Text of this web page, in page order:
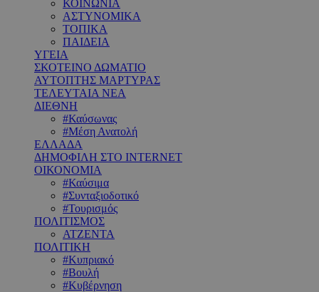
ΚΟΙΝΩΝΙΑ
ΑΣΤΥΝΟΜΙΚΑ
ΤΟΠΙΚΑ
ΠΑΙΔΕΙΑ
ΥΓΕΙΑ
ΣΚΟΤΕΙΝΟ ΔΩΜΑΤΙΟ
ΑΥΤΟΠΤΗΣ ΜΑΡΤΥΡΑΣ
ΤΕΛΕΥΤΑΙΑ ΝΕΑ
ΔΙΕΘΝΗ
#Καύσωνας
#Μέση Ανατολή
ΕΛΛΑΔΑ
ΔΗΜΟΦΙΛΗ ΣΤΟ INTERNET
ΟΙΚΟΝΟΜΙΑ
#Καύσιμα
#Συνταξιοδοτικό
#Τουρισμός
ΠΟΛΙΤΙΣΜΟΣ
ΑΤΖΕΝΤΑ
ΠΟΛΙΤΙΚΗ
#Κυπριακό
#Βουλή
#Κυβέρνηση